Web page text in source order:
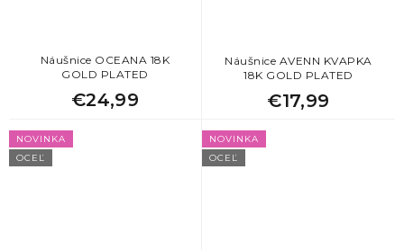
Náušnice OCEANA 18K
GOLD PLATED
€24,99
Náušnice AVENN KVAPKA
18K GOLD PLATED
€17,99
NOVINKA
OCEĽ
NOVINKA
OCEĽ